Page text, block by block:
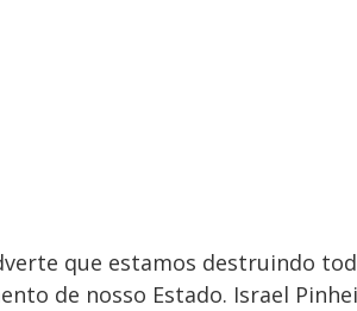
que estamos destruindo
de nosso Estado. Israel